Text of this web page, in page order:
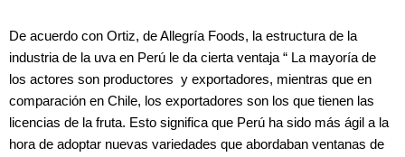
De acuerdo con Ortiz, de Allegría Foods, la estructura de la
industria de la uva en Perú le da cierta ventaja “ La mayoría de
los actores son productores y exportadores, mientras que en
comparación en Chile, los exportadores son los que tienen las
licencias de la fruta. Esto significa que Perú ha sido más ágil a la
hora de adoptar nuevas variedades que abordaban ventanas de